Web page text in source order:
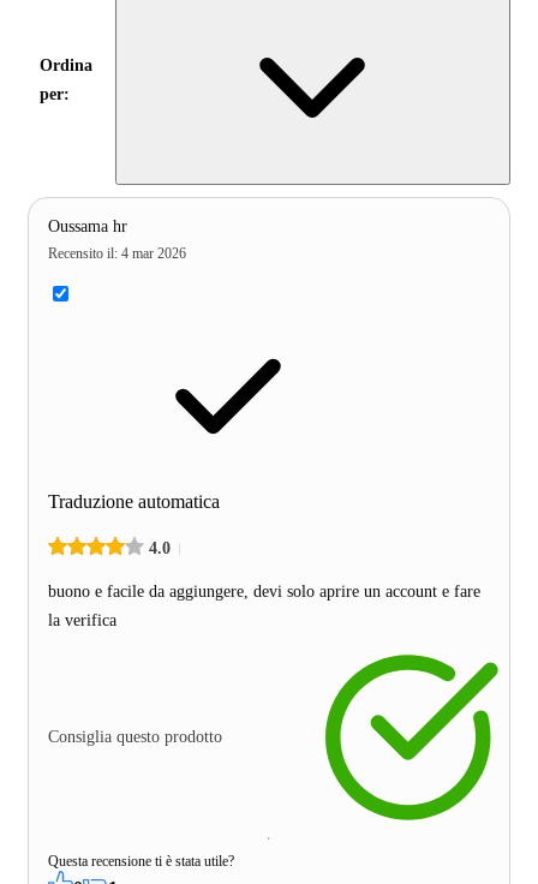
Ordina
per:
Oussama hr
Recensito il: 4 mar 2026
Traduzione automatica
4.0
buono e facile da aggiungere, devi solo aprire un account e fare
la verifica
Consiglia questo prodotto
Questa recensione ti è stata utile?